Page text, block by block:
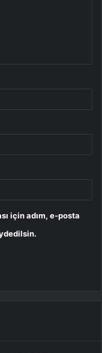
için adım, e-posta